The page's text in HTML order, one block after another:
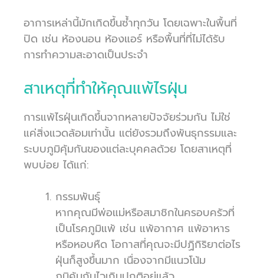
อาการเหล่านี้มักเกิดขึ้นซ้ำทุกวัน โดยเฉพาะในพื้นที่
ปิด เช่น ห้องนอน ห้องแอร์ หรือพื้นที่ที่ไม่ได้รับ
การทำความสะอาดเป็นประจำ
สาเหตุที่ทำให้คุณแพ้ไรฝุ่น
การแพ้ไรฝุ่นเกิดขึ้นจากหลายปัจจัยร่วมกัน ไม่ใช่
แค่สิ่งแวดล้อมเท่านั้น แต่ยังรวมถึงพันธุกรรมและ
ระบบภูมิคุ้มกันของแต่ละบุคคลด้วย โดยสาเหตุที่
พบบ่อย ได้แก่:
กรรมพันธุ์
หากคุณมีพ่อแม่หรือสมาชิกในครอบครัวที่
เป็นโรคภูมิแพ้ เช่น แพ้อากาศ แพ้อาหาร
หรือหอบหืด โอกาสที่คุณจะมีปฏิกิริยาต่อไร
ฝุ่นก็สูงขึ้นมาก เนื่องจากมีแนวโน้ม